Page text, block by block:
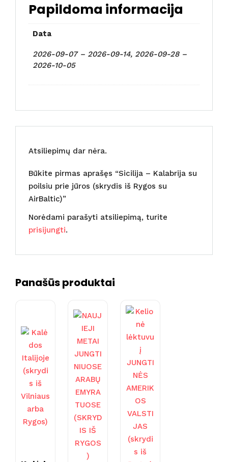
Papildoma informacija
Data
2026-09-07 – 2026-09-14, 2026-09-28 –
2026-10-05
Atsiliepimų dar nėra.
Būkite pirmas aprašęs “Sicilija – Kalabrija su
poilsiu prie jūros (skrydis iš Rygos su
AirBaltic)”
Norėdami parašyti atsiliepimą, turite
prisijungti.
Panašūs produktai